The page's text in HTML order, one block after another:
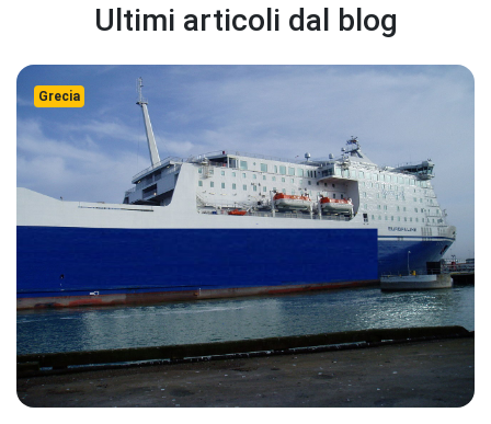
Ultimi articoli dal blog
Grecia